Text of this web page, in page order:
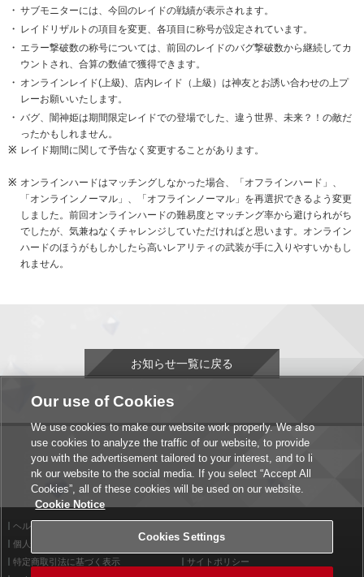
サブモニターには、今回のレイドの戦績が表示されます。
レイドリザルトの項目を変更、各項目に称号が設定されています。
エラー撃破数の称号については、前回のレイドのバグ撃破数から継続してカ
ウントされ、合算の数値で獲得できます。
オンラインレイド(上級)、店内レイド（上級）は神友とお誘い合わせの上プ
レーお願いいたします。
バグ、闇神姫は期間限定レイドでの登場でした、違う世界、未来？！の敵だ
ったかもしれません。
レイド期間に関して予告なく変更することがあります。
オンラインハードはマッチングしなかった場合、「オフラインハード」、
「オンラインノーマル」、「オフラインノーマル」を再選択できるよう変更
しました。前回オンラインハードの難易度とマッチング率から避けられがち
でしたが、気兼ねなくチャレンジしていただければと思います。オンライン
ハードのほうがもしかしたら高いレアリティの武装が手に入りやすいかもし
れません。
お知らせ一覧に戻る
ヘルプ
個人情報等保護方針
外部送信について
特定商取引法に基づく表示
サイトポリシー
Our use of Cookies
We use cookies to make our website work properly. We also
use cookies to analyze the traffic of our website, to provide
you with the advertisement tailored to your interest, and to li
nk our website to the social media. If you select “Accept All
Cookies”, all of these cookies will be used on our website.
Cookie Notice
Cookies Settings